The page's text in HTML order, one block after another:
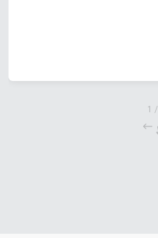
1 /